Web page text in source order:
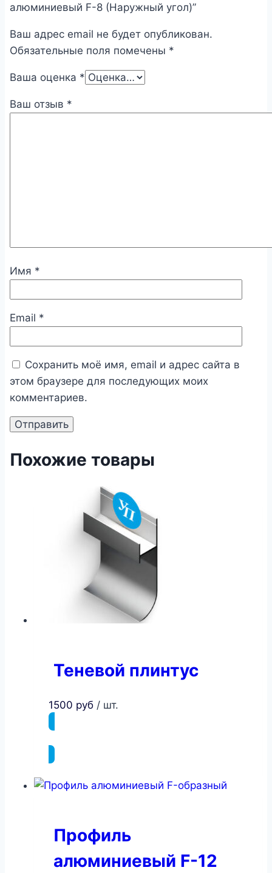
алюминиевый F-8 (Наружный угол)”
Ваш адрес email не будет опубликован.
Обязательные поля помечены *
Ваша оценка *
Ваш отзыв *
Имя *
Email *
Сохранить моё имя, email и адрес сайта в
этом браузере для последующих моих
комментариев.
Похожие товары
Теневой плинтус
1500 руб / шт.
Профиль
алюминиевый F-12